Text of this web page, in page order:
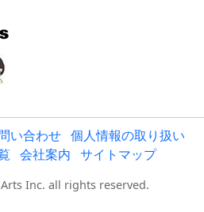
い合わせ 個人情報の取り扱い
会社案内 サイトマップ
Inc. all rights reserved.